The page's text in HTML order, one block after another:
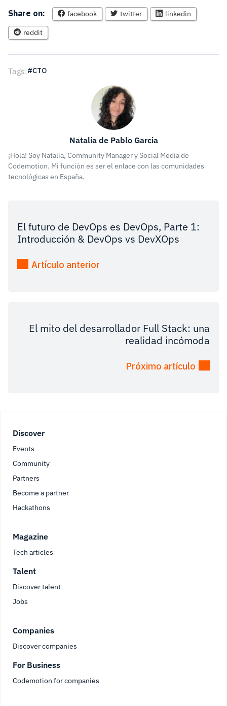
Share on: facebook twitter linkedin
reddit
Tags: CTO
Natalia de Pablo Garcia
¡Hola! Soy Natalia, Community Manager y Social Media de
Codemotion. Mi función es ser el enlace con las comunidades
tecnológicas en España.
El futuro de DevOps es DevOps, Parte 1:
Introducción & DevOps vs DevXOps
Artículo anterior
El mito del desarrollador Full Stack: una
realidad incómoda
Próximo artículo
Footer
Discover
Events
Community
Partners
Become a partner
Hackathons
Magazine
Tech articles
Talent
Discover talent
Jobs
Companies
Discover companies
For Business
Codemotion for companies